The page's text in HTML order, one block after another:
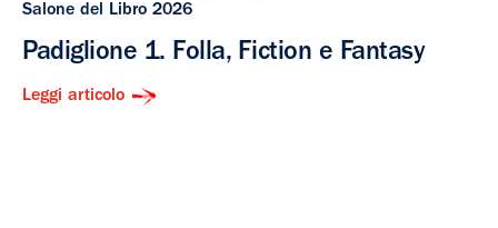
Salone del Libro 2026
Padiglione 1. Folla, Fiction e Fantasy
Leggi articolo